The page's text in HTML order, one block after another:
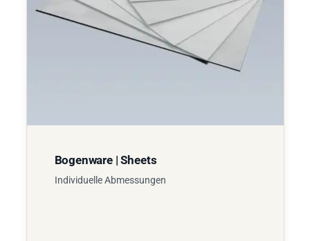
Bogenware | Sheets
Individuelle Abmessungen